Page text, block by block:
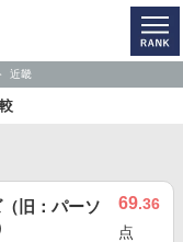
近畿
旧：パーソ
69.36
点